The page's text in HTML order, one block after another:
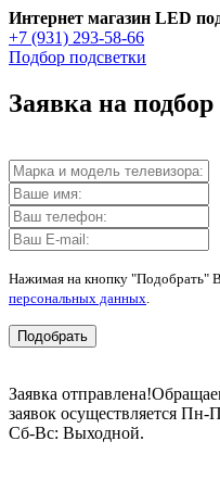
Интернет магазин LED
+7 (931) 293-58-66
Подбор подсветки
Заявка на
Нажимая на кнопку "Подобрать"
персональных данных
Подобрать
Заявка отправлена!
заявок осуществляется Пн-
Сб-Вс: Выходной.